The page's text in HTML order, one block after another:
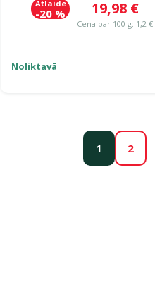
grozam
Cena
19,98 €
Cena par 100 g: 1,2 €
Atlaide
-20 %
Noliktavā
1 2